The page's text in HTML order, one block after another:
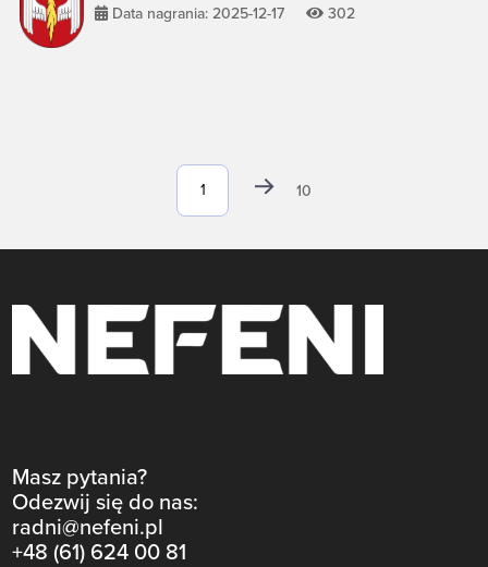
Data nagrania: 2025-12-17
302
10
Masz pytania?
Odezwij się do nas:
radni@nefeni.pl
+48 (61) 624 00 81